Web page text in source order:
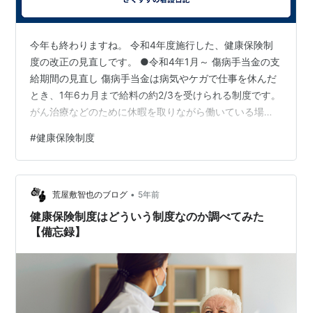
今年も終わりますね。 令和4年度施行した、健康保険制
度の改正の見直しです。 ●令和4年1月～ 傷病手当金の支
給期間の見直し 傷病手当金は病気やケガで仕事を休んだ
とき、1年6カ月まで給料の約2/3を受けられる制度です。
がん治療などのために休暇を取りながら働いている場
まれていましたが、その分の期間を延長して受給できる
ようになりました。令和2年7月2日以降に支給を開始した
人から適用されます。 ●令和4年1月～ 任継制度の自己都
合による脱退が可能に 任意継続被保険者制度は退職後、
条件を満たせば健保組合に引き続き加入できる制度で
す。国民健康保険料は前年…
#健康保険制度
荒屋敷智也のブログ • 5年前
健康保険制度はどういう制度なのか調べてみた
【備忘録】